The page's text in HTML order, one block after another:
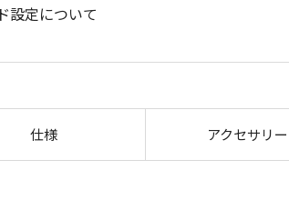
設定について
仕様 アクセサリー